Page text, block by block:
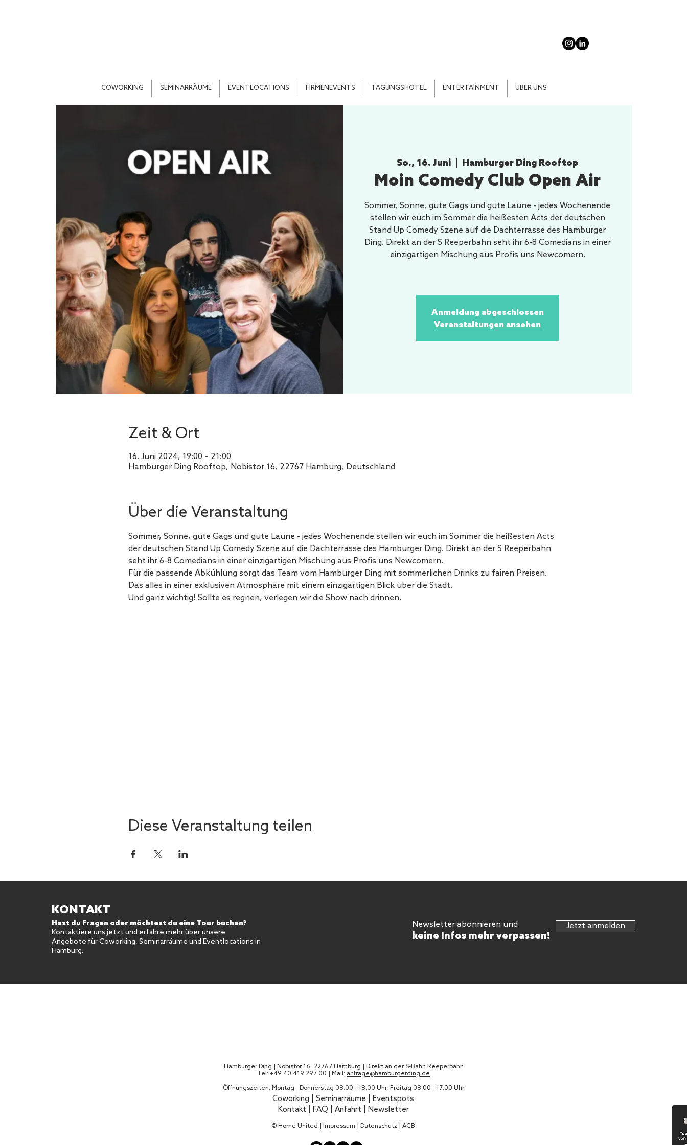
COWORKING SEMINARRÄUME EVENTLOCATIONS FIRMENEVENTS TAGUNGSHOTEL ENTERTAINMENT ÜBER UNS
So., 16. Juni Hamburger Ding Rooftop
Moin Comedy Club Open Air
Sommer, Sonne, gute Gags und gute Laune - jedes Wochenende
stellen wir euch im Sommer die heißesten Acts der deutschen
Stand Up Comedy Szene auf die Dachterrasse des Hamburger
Ding. Direkt an der S Reeperbahn seht ihr 6-8 Comedians in einer
einzigartigen Mischung aus Profis uns Newcomern.
Anmeldung abgeschlossen
Veranstaltungen ansehen
Zeit & Ort
16. Juni 2024, 19:00 – 21:00
Hamburger Ding Rooftop, Nobistor 16, 22767 Hamburg, Deutschland
Über die Veranstaltung
Sommer, Sonne, gute Gags und gute Laune - jedes Wochenende stellen wir euch im Sommer die heißesten Acts
der deutschen Stand Up Comedy Szene auf die Dachterrasse des Hamburger Ding. Direkt an der S Reeperbahn
seht ihr 6-8 Comedians in einer einzigartigen Mischung aus Profis uns Newcomern.
Für die passende Abkühlung sorgt das Team vom Hamburger Ding mit sommerlichen Drinks zu fairen Preisen.
Das alles in einer exklusiven Atmosphäre mit einem einzigartigen Blick über die Stadt.
Und ganz wichtig! Sollte es regnen, verlegen wir die Show nach drinnen.
Diese Veranstaltung teilen
KONTAKT
Hast du Fragen oder möchtest du eine Tour buchen?
Kontaktiere uns jetzt und erfahre mehr über unsere
Angebote für Coworking, Seminarräume und Eventlocations in
Hamburg.
Newsletter abonnieren und
keine Infos mehr verpassen!
Jetzt anmelden
Hamburger Ding | Nobistor 16, 22767 Hamburg | Direkt an der S-Bahn Reeperbahn
Tel: +49 40 419 297 00 | Mail: anfrage@hamburgerding.de
Öffnungszeiten: Montag - Donnerstag 08:00 - 18:00 Uhr, Freitag 08:00 - 17:00 Uhr
Coworking Seminarräume
Eventspots
Kontakt
FAQ Anfahrt | Newsletter
© Home United | Impressum Datenschutz AGB